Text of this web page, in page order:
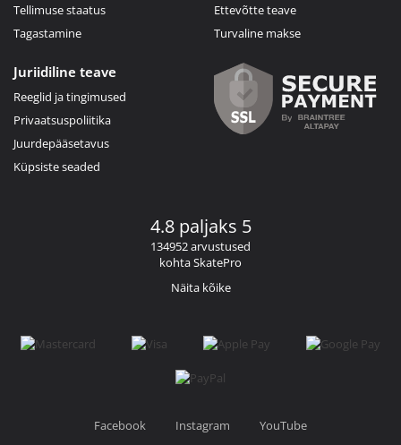
Tellimuse staatus
Tagastamine
Ettevõtte teave
Turvaline makse
Juriidiline teave
Reeglid ja tingimused
Privaatsuspoliitika
Juurdepääsetavus
Küpsiste seaded
4.8 paljaks 5
134952 arvustused
kohta SkatePro
Näita kõike
Facebook Instagram YouTube